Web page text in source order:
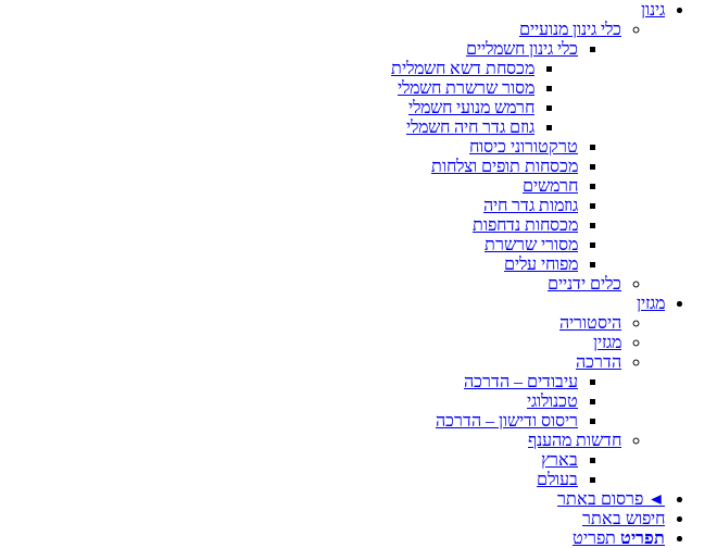
גינון
כלי גינון מנועיים
כלי גינון חשמליים
מכסחת דשא חשמלית
מסור שרשרת חשמלי
חרמש מנועי חשמלי
גוזם גדר חיה חשמלי
טרקטורוני כיסוח
מכסחות תופים וצלחות
חרמשים
גוזמות גדר חיה
מכסחות נדחפות
מסורי שרשרת
מפוחי עלים
כלים ידניים
מגזין
היסטוריה
מגזין
הדרכה
עיבודים – הדרכה
טכנולוגי
ריסוס ודישון – הדרכה
חדשות מהענף
בארץ
בעולם
◄ פרסום באתר
חיפוש באתר
תפריט תפריט